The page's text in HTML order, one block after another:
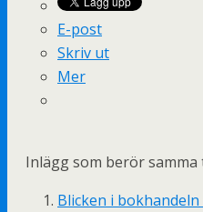
E-post
Skriv ut
Mer
Inlägg som berör samma
Blicken i